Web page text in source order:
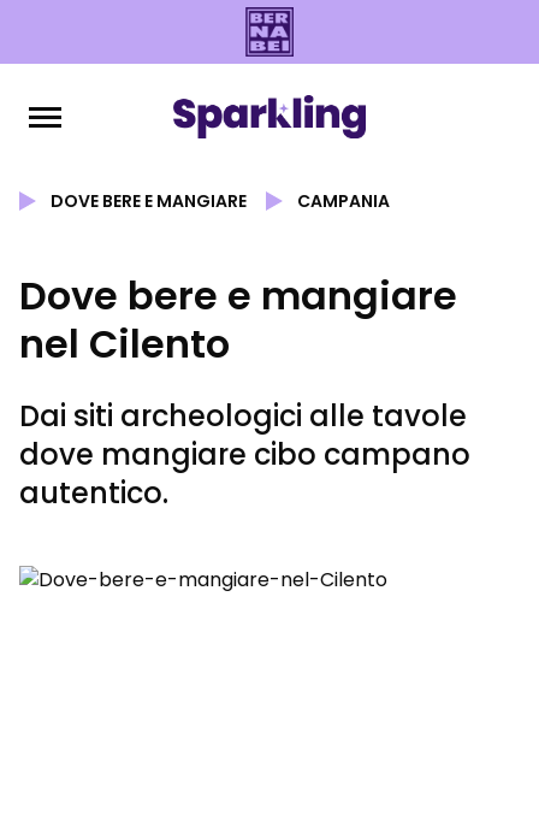
DOVE BERE E MANGIARE CAMPANIA
Dove bere e mangiare
nel Cilento
Dai siti archeologici alle tavole
dove mangiare cibo campano
autentico.